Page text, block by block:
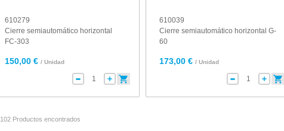
610279
Cierre semiautomático horizontal
FC-303
150,00 € / Unidad
610039
Cierre semiautomático horizontal G-
60
173,00 € / Unidad
102 Productos encontrados